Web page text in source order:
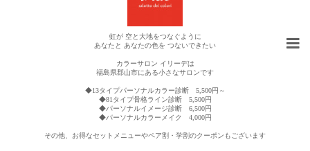
虹が 空と大地をつなぐように
あなたと あなたの色を つないできたい
カラーサロン イリーデは
福島県郡山市にある小さなサロンです
◆13タイプパーソナルカラー診断 5,500円～
◆81タイプ骨格ライン診断 5,500円
◆パーソナルイメージ診断 6,500円
◆パーソナルカラーメイク 4,000円
その他、お得なセットメニューやペア割・学割のクーポンもございます